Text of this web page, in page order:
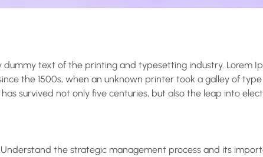
dummy text of the printing and typesetting industry. Lorem
the 1500s, when an unknown printer took a galley of
survived not only five centuries, but also the leap into
Understand the strategic management process and its